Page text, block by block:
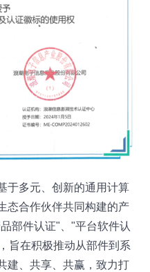
于多元、创新的通用计算
态合作伙伴共同构建的产
部件认证"、"平台软件认
旨在积极推动从部件到系
建、共享、共赢，致力打